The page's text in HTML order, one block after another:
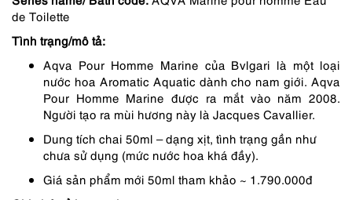
1,750,000 ₫.
là:
de Toilette
Tình trạng/mô tả:
Aqva Pour Homme Marine của Bvlgari là một loại
nước hoa Aromatic Aquatic dành cho nam giới. Aqva
Pour Homme Marine được ra mắt vào năm 2008.
Người tạo ra mùi hương này là Jacques Cavallier.
Dung tích chai 50ml – dạng xịt, tình trạng gần như
chưa sử dụng (mức nước hoa khá đầy).
Giá sản phẩm mới 50ml tham khảo ~ 1.790.000đ